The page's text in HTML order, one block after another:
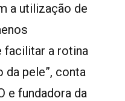
a utilização de
facilitar a rotina
da pele”, conta
e fundadora da